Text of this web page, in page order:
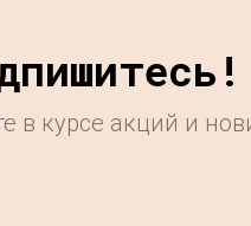
в курсе акций и